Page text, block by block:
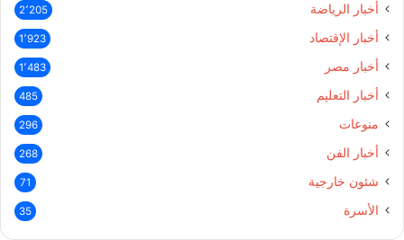
أخبار الرياضة 2٬205
أخبار الإقتصاد 1٬923
أخبار مصر 1٬483
أخبار التعليم 485
منوعات 296
أخبار الفن 268
شئون خارجية 71
الأسرة 35